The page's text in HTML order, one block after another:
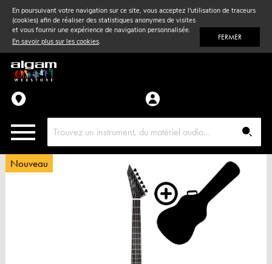
En poursuivant votre navigation sur ce site, vous acceptez l'utilisation de traceurs
(cookies) afin de réaliser des statistiques anonymes de visites
et vous fournir une expérience de navigation personnalisée.
En savoir plus sur les cookies. FERMER
Vent& Violon
Accessoires
Pièces détachées
Nouveau